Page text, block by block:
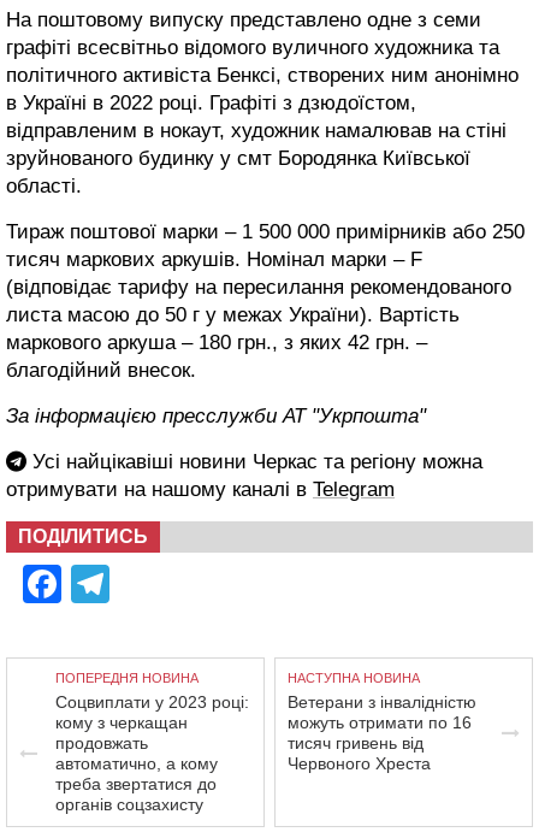
На поштовому випуску представлено одне з семи
графіті всесвітньо відомого вуличного художника та
політичного активіста Бенксі, створених ним анонімно
в Україні в 2022 році. Графіті з дзюдоїстом,
відправленим в нокаут, художник намалював на стіні
зруйнованого будинку у смт Бородянка Київської
області.
Тираж поштової марки – 1 500 000 примірників або 250
тисяч маркових аркушів. Номінал марки – F
(відповідає тарифу на пересилання рекомендованого
листа масою до 50 г у межах України). Вартість
маркового аркуша – 180 грн., з яких 42 грн. –
благодійний внесок.
За інформацією пресслужби АТ "Укрпошта"
Усі найцікавіші новини Черкас та регіону можна
отримувати на нашому каналі в Telegram
ПОДІЛИТИСЬ
Facebook
ПОПЕРЕДНЯ НОВИНА
Соцвиплати у 2023 році:
кому з черкащан
продовжать
автоматично, а кому
треба звертатися до
органів соцзахисту
НАСТУПНА НОВИНА
Ветерани з інвалідністю
можуть отримати по 16
тисяч гривень від
Червоного Хреста